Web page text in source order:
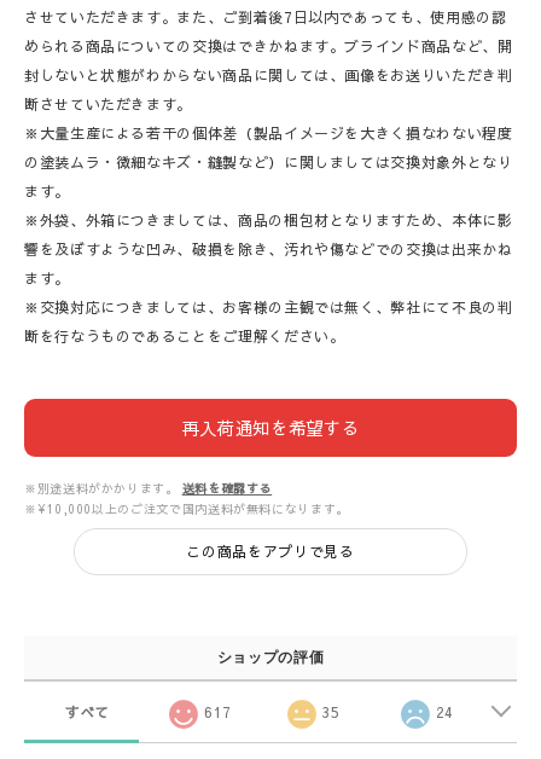
させていただきます。また、ご到着後7日以内であっても、使用感の認
められる商品についての交換はできかねます。ブラインド商品など、開
封しないと状態がわからない商品に関しては、画像をお送りいただき判
断させていただきます。
※大量生産による若干の個体差（製品イメージを大きく損なわない程度
の塗装ムラ・微細なキズ・縫製など）に関しましては交換対象外となり
ます。
※外袋、外箱につきましては、商品の梱包材となりますため、本体に影
響を及ぼすような凹み、破損を除き、汚れや傷などでの交換は出来かね
ます。
※交換対応につきましては、お客様の主観では無く、弊社にて不良の判
断を行なうものであることをご理解ください。
再入荷通知を希望する
※別途送料がかかります。
送料を確認する
※¥10,000以上のご注文で国内送料が無料になります。
この商品をアプリで見る
ショップの評価
すべて 617 35 24